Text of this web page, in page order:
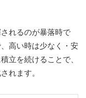
れるのが暴落時で
高い時は少なく・安
立を続けることで、
れます。